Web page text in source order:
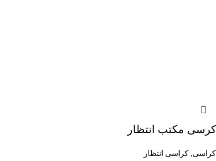
كرسى مكتب انتظار
كراسى, كراسى انتظار